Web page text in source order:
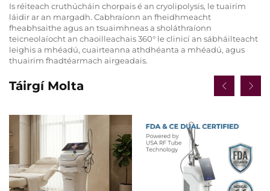
Is réiteach cruthúcháin chorpais é an cryolipolysis, le tuairim
láidir ar an margadh. Cabhraíonn an fheidhmeacht
fheabhsaithe agus an tsuaimhneas a sholáthraíonn
teicneolaíocht an chaoilleachais 360° le clinicí an sábháilteacht
leighis a mhéadú, cuairteanna athdhéanta a mhéadú, agus
thuairim fhadtéarmach airgeadais.
Táirgí Molta